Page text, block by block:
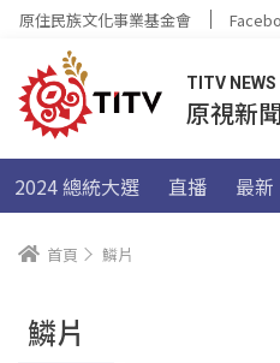
原住民族文化事業基金會
TITV NEWS
原視新
2024 總統大選 直播 最新
首頁 鱗片
鱗片